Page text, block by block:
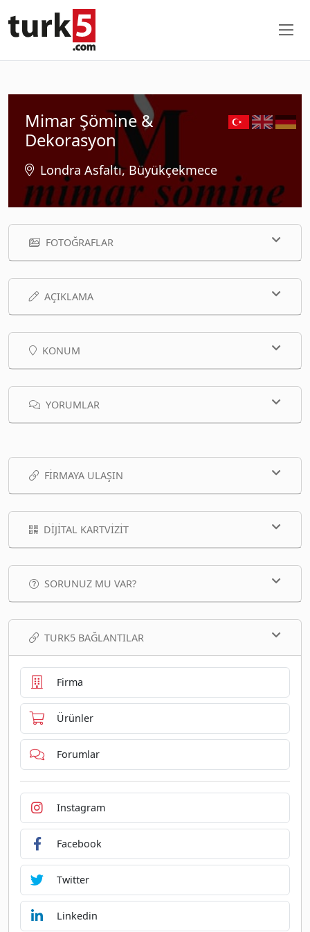
Mimar Şömine &
Dekorasyon
Londra Asfaltı, Büyükçekmece
FOTOĞRAFLAR
AÇIKLAMA
KONUM
YORUMLAR
FIRMAYA ULAŞIN
DIJITAL KARTVIZIT
SORUNUZ MU VAR?
TURK5 BAĞLANTILAR
Firma
Ürünler
Forumlar
Instagram
Facebook
Twitter
Linkedin